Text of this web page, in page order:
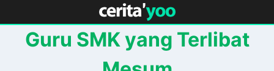
to
contentGuru SMK yang Terlibat